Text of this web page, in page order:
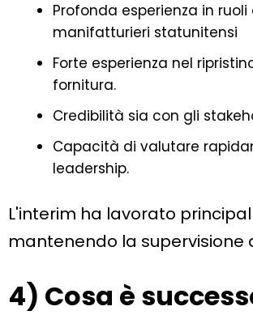
Profonda esperienza in
manifatturieri statunitensi
Forte esperienza nel
fornitura.
Credibilità sia con gli
Capacità di valutare
leadership.
L'interim ha lavorato
mantenendo la supervisione
4) Cosa è